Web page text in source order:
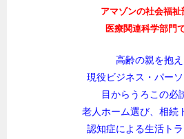
アマゾンの社会福祉
医療関連科学部門
高齢の親を抱
現役ビジネス・パーソ
目からうろこの必
老人ホーム選び、相続
認知症による生活ト